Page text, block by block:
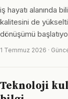
iş hayatı alanında
kalitesini de
dönüşümü
1 Temmuz 2026 ·
Teknoloji